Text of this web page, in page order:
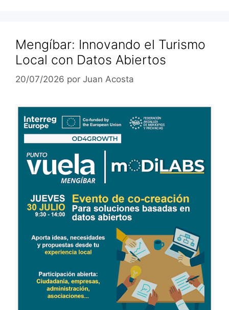
Mengíbar: Innovando el Turismo
Local con Datos Abiertos
20/07/2026 por Juan Acosta